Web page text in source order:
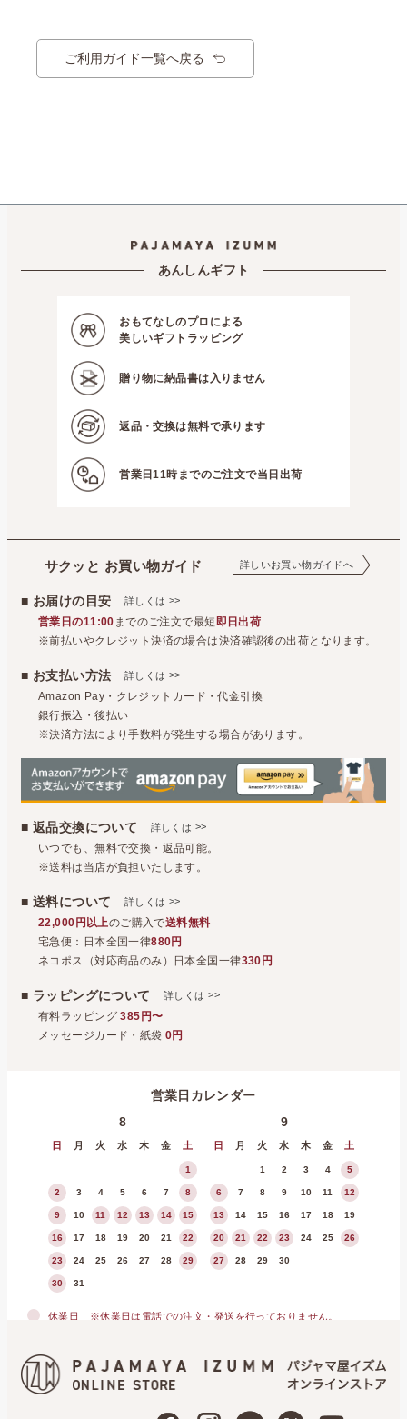
ご利用ガイド一覧へ戻る
あんしんギフト
おもてなしのプロによる
美しいギフトラッピング
贈り物に納品書は入りません
返品・交換は無料で承ります
営業日11時までのご注文で当日出荷
サクッと お買い物ガイド 詳しいお買い物ガイドへ
■ お届けの目安 詳しくは >>
営業日の11:00 までのご注文で最短即日出荷
※前払いやクレジット決済の場合は決済確認後の出荷となります。
■ お支払い方法 詳しくは >>
Amazon Pay・クレジットカード・代金引換
銀行振込・後払い
※決済方法により手数料が発生する場合があります。
■ 返品交換について 詳しくは >>
いつでも、無料で交換・返品可能。
※送料は当店が負担いたします。
■ 送料について 詳しくは >>
22,000円以上のご購入で送料無料
宅急便：日本全国一律880円
ネコポス（対応商品のみ）日本全国一律330円
■ ラッピングについて詳しくは>>
有料ラッピング385円〜
メッセージカード・紙袋0円
営業日カレンダー
8
日 月 火 水 木 金 土
1
2 3 4 5 6 7 8
9 10 11 12 13 14 15
16 17 18 19 20 21 22
23 24 25 26 27 28 29
30 31
9
日 月 火 水 木 金 土
1 2 3 4 5
6 7 8 9 10 11 12
13 14 15 16 17 18 19
20 21 22 23 24 25 26
27 28 29 30
休業日 ※休業日は電話での注文・発送を行っておりません。